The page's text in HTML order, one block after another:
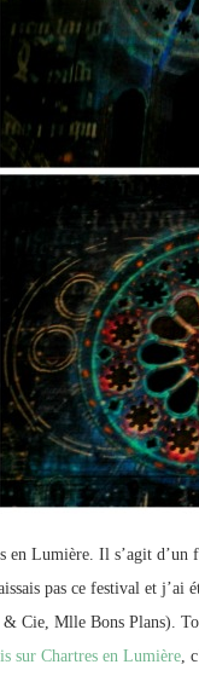
en Lumière. Il s’agit
pas ce festival et
& Cie, Mlle Bons Plans).
sur Chartres en Lumière,